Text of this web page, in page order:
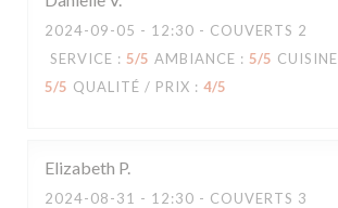
2024-09-05 - 12:30 - COUVERTS 2
SERVICE : 5/5 AMBIANCE : 5/5 CUISINE
5/5 QUALITÉ / PRIX : 4/5
Elizabeth P
2024-08-31 - 12:30 - COUVERTS 3